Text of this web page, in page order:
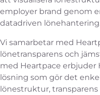
employer brand genom
datadriven
Vi samarbetar med
lönetransparens och
med Heartpace erbjuder
lösning som gör det
lönestruktur,